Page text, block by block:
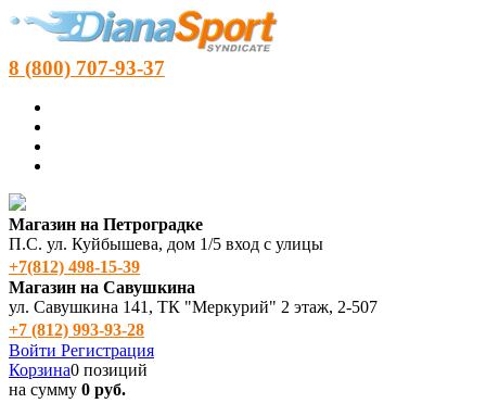
8 (800) 707-93-37
Магазин на Петроградке
П.С. ул. Куйбышева, дом 1/5 вход с улицы
+7(812) 498‑15-39
Магазин на Савушкина
ул. Савушкина 141, ТК "Меркурий" 2 этаж, 2-507
+7 (812) 993-93-28
Войти Регистрация
Корзина0 позиций
на сумму 0 руб.